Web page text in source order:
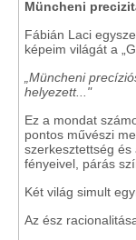
Müncheni
Fábián Laci
képeim világát a
„Müncheni
helyezett..."
Ez a mondat
pontos művészi
szerkesztettség és
fényeivel, párás
Két világ simult
Az ész